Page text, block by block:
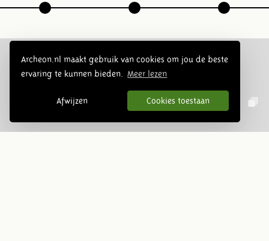
Archeon.nl maakt gebruik van cookies om jou de beste
ervaring te kunnen bieden.
Meer lezen
Afwijzen Cookies toestaan
Volg ons op social media: